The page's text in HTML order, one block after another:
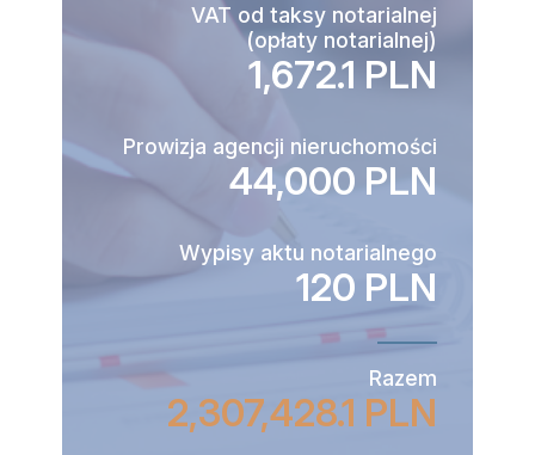
VAT od taksy notarialnej
(opłaty notarialnej)
1,672.1 PLN
Prowizja agencji nieruchomości
44,000 PLN
Wypisy aktu notarialnego
120 PLN
Razem
2,307,428.1 PLN